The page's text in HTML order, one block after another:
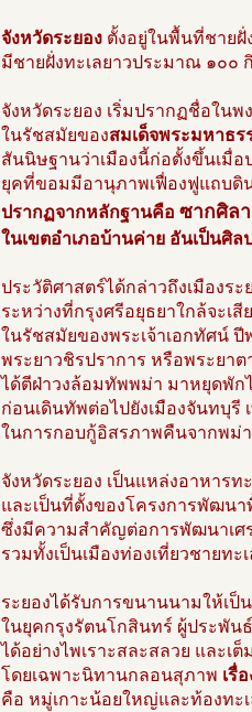
จังหวัดระยอง ตั้งอยู่ในพื้นที่ชายฝั่
มีชายฝั่งทะเลยาวประมาณ ๑๐๐
จังหวัดระยอง เริ่มปรากฏชื่อใน
ในรัชสมัยของสมเด็จพระมหาธร
สันนิษฐานว่าเมืองนี้ก่อตั้งขึ้นเมื่
ยุคที่ขอมมีอานุภาพเฟื่องฟูแถบ
ปรากฏจากหลักฐานคือ ซากศิล
ในเขตอำเภอบ้านค่าย อันเป็นศิ
ประวัติศาสตร์ได้กล่าวถึงเมืองระ
ระหว่างที่กรุงศรีอยุธยาใกล้จะเ
ในรัชสมัยของพระเจ้าเอกทัศน์
พระยาวชิรปราการ หรือพระย
ได้ตีฝ่าวงล้อมทัพพม่า มาหยุดพัก
ก่อนเดินทัพต่อไปยังเมืองจันทบุรี
ในการกอบกู้อิสรภาพคืนจากพม่
จังหวัดระยอง เป็นแหล่งอาหาร
และเป็นที่ตั้งของโครงการพัฒน
ซึ่งมีความสำคัญต่อการพัฒนาเศ
รวมทั้งเป็นเมืองท่องเที่ยวชายท
ระยองได้รับการขนานนามให้เป็
ในยุคกรุงรัตนโกสินทร์ ผู้ประพัน
ได้อย่างไพเราะสละสลวย และเ
โดยเฉพาะนิทานกลอนสุภาพ เรื่
คือ หมู่เกาะน้อยใหญ่และท้องทะ